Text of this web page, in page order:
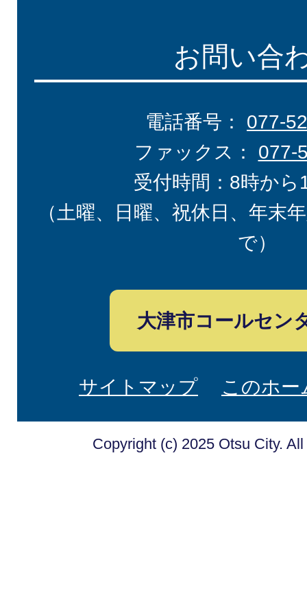
お問い合
電話番号： 077-
ファックス： 077-
受付時間：8時から
（土曜、日曜、祝休日、年末
で）
大津市コールセン
サイトマップ このホ
Copyright (c) 2025 Otsu City.